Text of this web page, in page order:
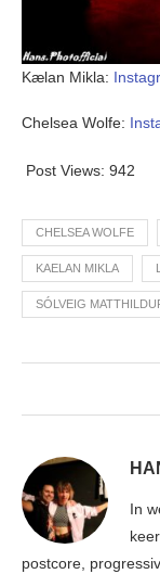
Kælan Mikla:
Chelsea Wolfe:
Post Views: 942
CHELSEA WOLFE
KAELAN MIKLA
SÓLVEIG
In
postcore,